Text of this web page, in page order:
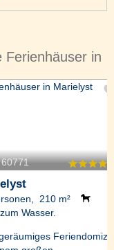
Ferienhäuser in
210 m²
Wasser.
Feriendomizil